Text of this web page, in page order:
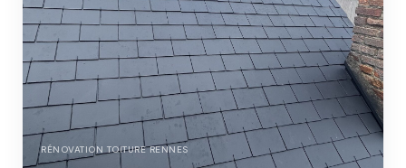
RÉNOVATION TOITURE RENNES